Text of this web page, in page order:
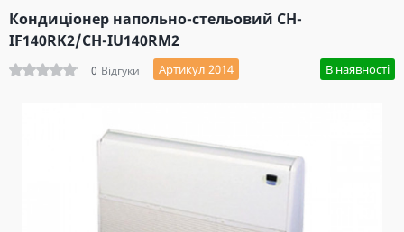
Кондиціонер напольно-стельовий CH-
IF140RK2/CH-IU140RM2
0 Відгуки Артикул 2014 В наявності